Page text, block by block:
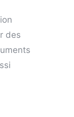
des